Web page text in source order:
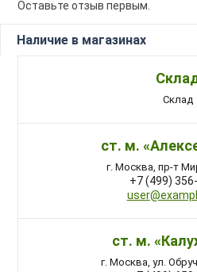
Оставьте отзыв первым.
Наличие в магазинах
Склад
ст. м.
г. Москва, пр-т
+7 (499)
ст. м.
г. Москва, ул.